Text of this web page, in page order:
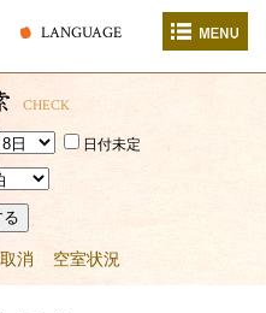
LANGUAGE
CHECK
日付未定
る
消 空室状況